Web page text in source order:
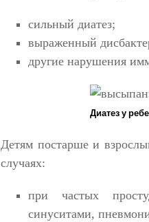
сильный диатез;
выраженный
другие нарушения
Диатез у
Детям постарше и
случаях:
при частых
синуситами,